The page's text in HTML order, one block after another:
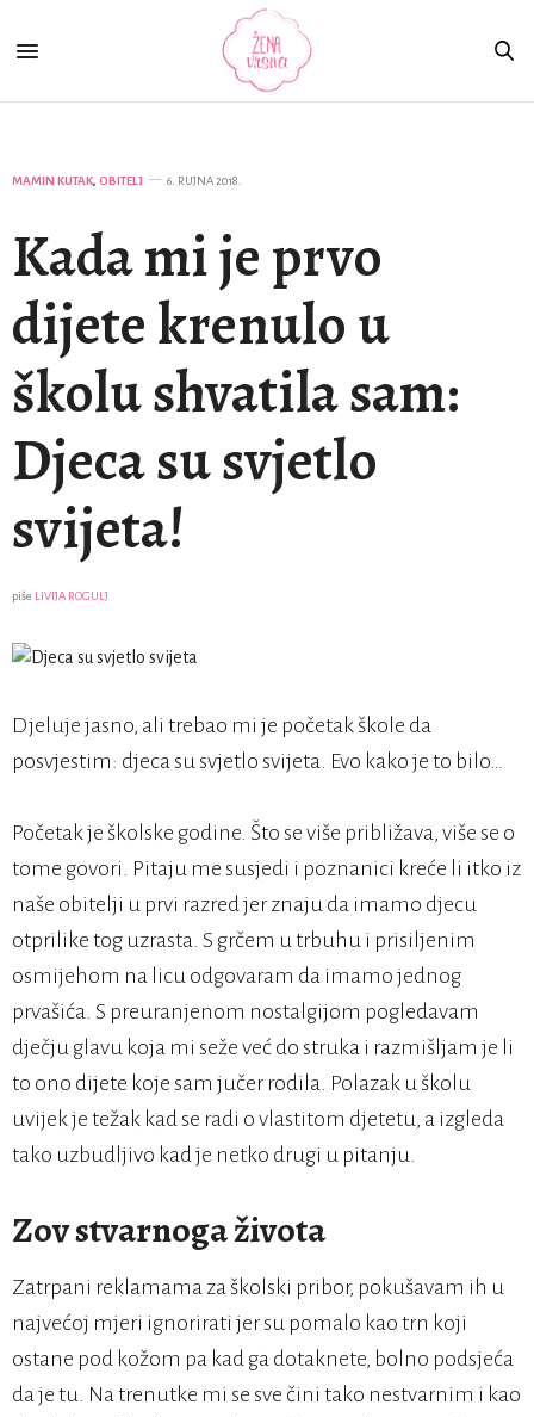
MAMIN KUTAK, OBITELJ 6. RUJNA 2018.
Kada mi je prvo
dijete krenulo u
školu shvatila sam:
Djeca su svjetlo
svijeta!
piše LIVIJA ROGULJ
Djeluje jasno, ali trebao mi je početak škole da
posvjestim: djeca su svjetlo svijeta. Evo kako je to bilo…
Početak je školske godine. Što se više približava, više se o
tome govori. Pitaju me susjedi i poznanici kreće li itko iz
naše obitelji u prvi razred jer znaju da imamo djecu
otprilike tog uzrasta. S grčem u trbuhu i prisiljenim
osmijehom na licu odgovaram da imamo jednog
prvašića. S preuranjenom nostalgijom pogledavam
dječju glavu koja mi seže već do struka i razmišljam je li
to ono dijete koje sam jučer rodila. Polazak u školu
uvijek je težak kad se radi o vlastitom djetetu, a izgleda
tako uzbudljivo kad je netko drugi u pitanju.
Zov stvarnoga života
Zatrpani reklamama za školski pribor, pokušavam ih u
najvećoj mjeri ignorirati jer su pomalo kao trn koji
ostane pod kožom pa kad ga dotaknete, bolno podsjeća
da je tu. Na trenutke mi se sve čini tako nestvarnim i kao